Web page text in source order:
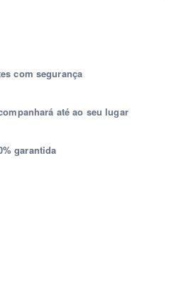
com segurança
até ao seu lugar
garantida